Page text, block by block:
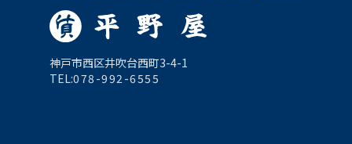
神戸市西区井吹台西町3-4-1
TEL:078-992-6555